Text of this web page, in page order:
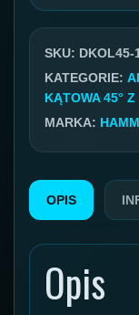
DN10
P55
GW
22x1,5
15L
SKU: DKOL45-
KATEGORIE:
KĄTOWA 45°
MARKA:
OPIS
Opis